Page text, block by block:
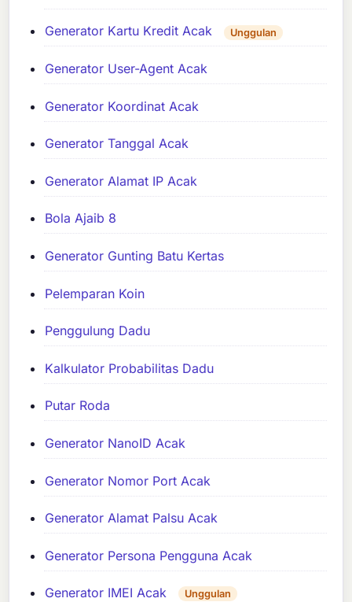
Generator Kartu Kredit Acak Unggulan
Generator User-Agent Acak
Generator Koordinat Acak
Generator Tanggal Acak
Generator Alamat IP Acak
Bola Ajaib 8
Generator Gunting Batu Kertas
Pelemparan Koin
Penggulung Dadu
Kalkulator Probabilitas Dadu
Putar Roda
Generator NanoID Acak
Generator Nomor Port Acak
Generator Alamat Palsu Acak
Generator Persona Pengguna Acak
Generator IMEI Acak Unggulan